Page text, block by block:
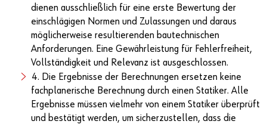
dienen ausschließlich für eine erste Bewertung der
einschlägigen Normen und Zulassungen und daraus
möglicherweise resultierenden bautechnischen
Anforderungen. Eine Gewährleistung für Fehlerfreiheit,
Vollständigkeit und Relevanz ist ausgeschlossen.
4. Die Ergebnisse der Berechnungen ersetzen keine
fachplanerische Berechnung durch einen Statiker. Alle
Ergebnisse müssen vielmehr von einem Statiker überprüft
und bestätigt werden, um sicherzustellen, dass die